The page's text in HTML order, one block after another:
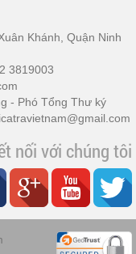
Khánh, Quận Ninh
3819003
- Phó Tổng Thư ký
nối với chúng tôi